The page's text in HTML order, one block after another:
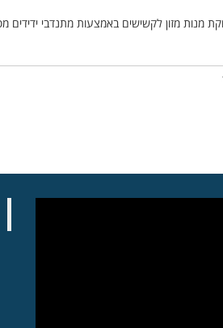
מנות מזון לקשישים באמצעות מתנדבי